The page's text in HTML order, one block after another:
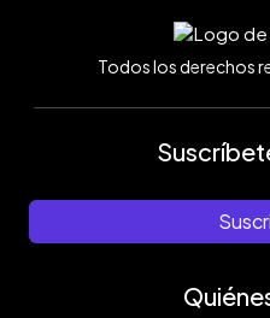
Todos los derechos